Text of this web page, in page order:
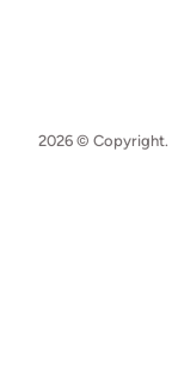
2026 © Copyright.